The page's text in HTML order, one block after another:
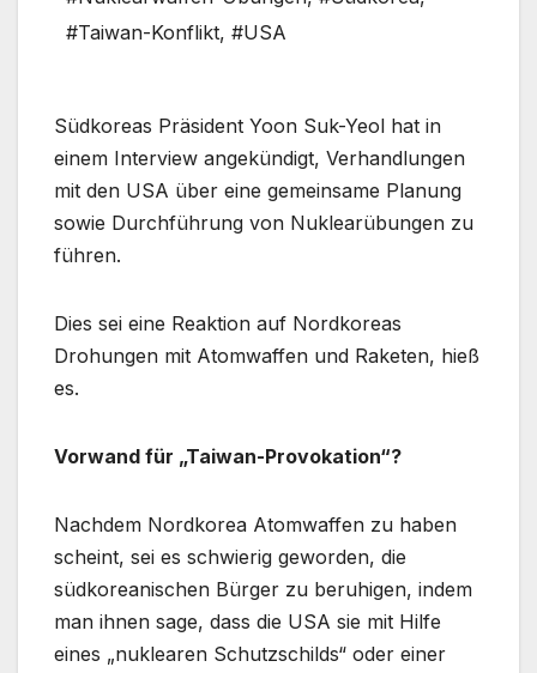
#Taiwan-Konflikt, #USA
Südkoreas Präsident Yoon Suk-Yeol hat in
einem Interview angekündigt, Verhandlungen
mit den USA über eine gemeinsame Planung
sowie Durchführung von Nuklearübungen zu
führen.
Dies sei eine Reaktion auf Nordkoreas
Drohungen mit Atomwaffen und Raketen, hieß
es.
Vorwand für „Taiwan-Provokation“?
Nachdem Nordkorea Atomwaffen zu haben
scheint, sei es schwierig geworden, die
südkoreanischen Bürger zu beruhigen, indem
man ihnen sage, dass die USA sie mit Hilfe
eines „nuklearen Schutzschilds“ oder einer